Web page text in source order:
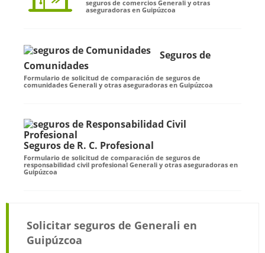
seguros de comercios Generali y otras
aseguradoras en Guipúzcoa
Seguros de
Comunidades
Formulario de solicitud de comparación de seguros de
comunidades Generali y otras aseguradoras en Guipúzcoa
Seguros de R. C. Profesional
Formulario de solicitud de comparación de seguros de
responsabilidad civil profesional Generali y otras aseguradoras en
Guipúzcoa
Solicitar seguros de Generali en
Guipúzcoa